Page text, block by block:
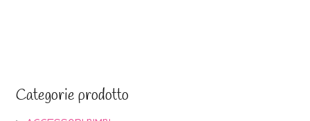
Categorie prodotto